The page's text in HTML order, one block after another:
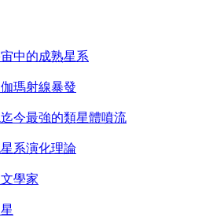
中的成熟星系
瑪射線暴發
今最強的類星體噴流
系演化理論
學家